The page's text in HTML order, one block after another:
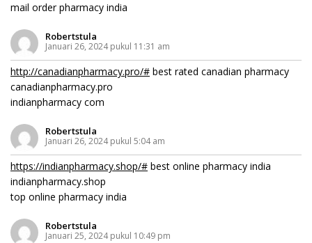
mail order pharmacy india
Robertstula
Januari 26, 2024 pukul 11:31 am
http://canadianpharmacy.pro/# best rated canadian pharmacy
canadianpharmacy.pro
indianpharmacy com
Robertstula
Januari 26, 2024 pukul 5:04 am
https://indianpharmacy.shop/# best online pharmacy india
indianpharmacy.shop
top online pharmacy india
Robertstula
Januari 25, 2024 pukul 10:49 pm